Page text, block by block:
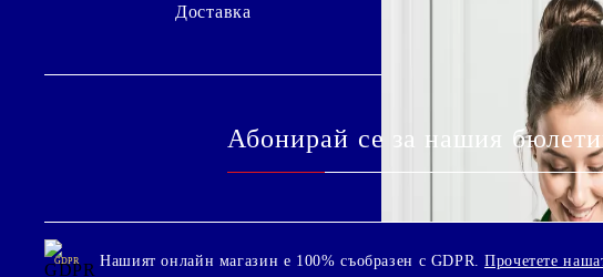
Доставка
Абонирай се за нашия
GDPR Нашият онлайн магазин е 100% съобразен с GDPR. Прочетете